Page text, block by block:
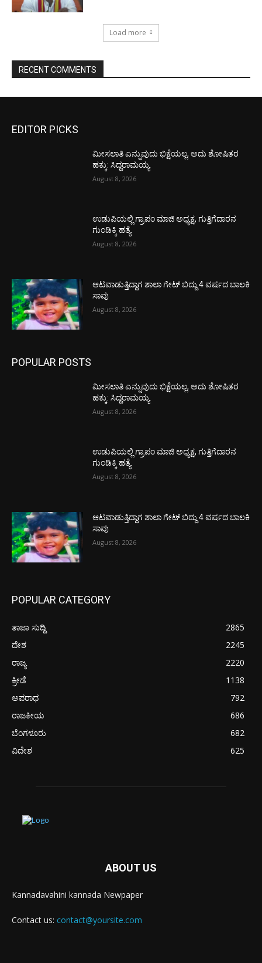
Load more
RECENT COMMENTS
EDITOR PICKS
ಮೀಸಲಾತಿ ಎನ್ನುವುದು ಭಿಕ್ಷೆಯಲ್ಲ, ಅದು ಶೋಷಿತರ
ಹಕ್ಕು: ಸಿದ್ದರಾಮಯ್ಯ
August 8, 2026
ಉಡುಪಿಯಲ್ಲಿ ಗ್ರಾಪಂ ಮಾಜಿ ಅಧ್ಯಕ್ಷ, ಗುತ್ತಿಗೆದಾರನ
ಗುಂಡಿಕ್ಕಿ ಹತ್ಯೆ
August 8, 2026
ಆಟವಾಡುತ್ತಿದ್ದಾಗ ಶಾಲಾ ಗೇಟ್‌ ಬಿದ್ದು 4 ವರ್ಷದ ಬಾಲಕಿ
ಸಾವು
August 8, 2026
POPULAR POSTS
ಮೀಸಲಾತಿ ಎನ್ನುವುದು ಭಿಕ್ಷೆಯಲ್ಲ, ಅದು ಶೋಷಿತರ
ಹಕ್ಕು: ಸಿದ್ದರಾಮಯ್ಯ
August 8, 2026
ಉಡುಪಿಯಲ್ಲಿ ಗ್ರಾಪಂ ಮಾಜಿ ಅಧ್ಯಕ್ಷ, ಗುತ್ತಿಗೆದಾರನ
ಗುಂಡಿಕ್ಕಿ ಹತ್ಯೆ
August 8, 2026
ಆಟವಾಡುತ್ತಿದ್ದಾಗ ಶಾಲಾ ಗೇಟ್‌ ಬಿದ್ದು 4 ವರ್ಷದ ಬಾಲಕಿ
ಸಾವು
August 8, 2026
POPULAR CATEGORY
ತಾಜಾ ಸುದ್ದಿ
2865
ದೇಶ
2245
ರಾಜ್ಯ
2220
ಕ್ರೀಡೆ
1138
ಅಪರಾಧ
792
ರಾಜಕೀಯ
686
ಬೆಂಗಳೂರು
682
ವಿದೇಶ
625
ABOUT US
Kannadavahini kannada Newpaper
Contact us: contact@yoursite.com